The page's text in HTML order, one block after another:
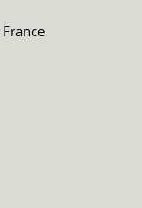
France